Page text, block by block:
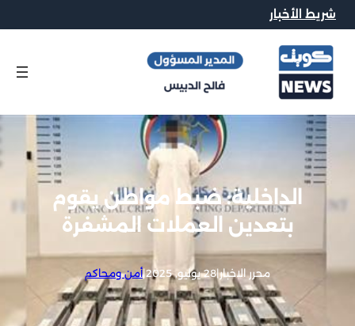
شريط الأخبار
الداخلية: ضبط مواطن يقوم
بتعدين العملات المشفرة
محرر الاخبار|28 يوليو, 2025 |أمن ومحاكم